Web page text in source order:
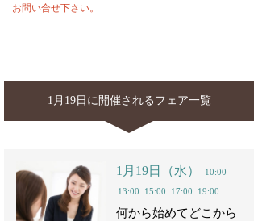
お問い合せ下さい。
1月19日に開催されるフェア一覧
1月19日（水）
10:00
13:00
15:00 17:00 19:00
何から始めてどこから